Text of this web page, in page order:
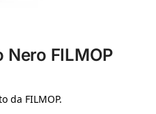
FILMOP
da FILMOP.